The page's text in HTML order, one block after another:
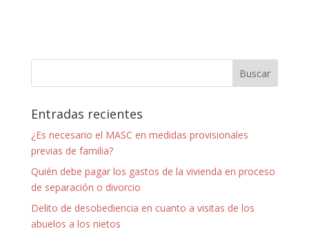
Entradas recientes
¿Es necesario el MASC en medidas provisionales
previas de familia?
Quién debe pagar los gastos de la vivienda en proceso
de separación o divorcio
Delito de desobediencia en cuanto a visitas de los
abuelos a los nietos